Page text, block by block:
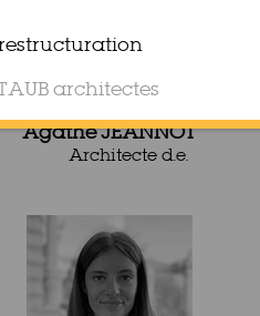
Agathe JEANNOT
Architecte d.e.
architectes